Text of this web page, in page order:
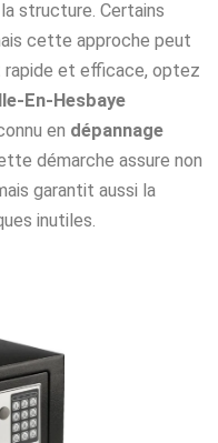
structure. Certains
cette approche peut
rapide et efficace, optez
En-Hesbaye
en dépannage
démarche assure non
garantit aussi la
inutiles.